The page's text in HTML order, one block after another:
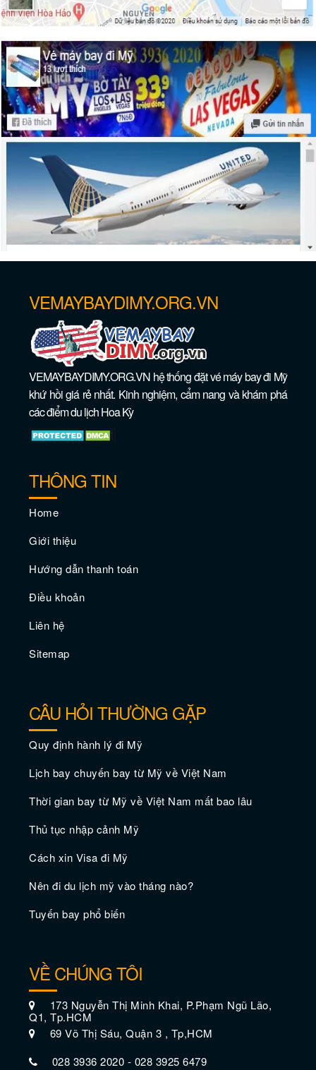
VEMAYBAYDIMY.ORG.VN
VEMAYBAYDIMY.ORG.VN hệ thống đặt vé máy bay đi Mỹ
khứ hồi giá rẻ nhất. Kinh nghiệm, cẩm nang và khám phá
các điểm du lịch Hoa Kỳ
THÔNG TIN
Home
Giới thiệu
Hướng dẫn thanh toán
Điều khoản
Liên hệ
Sitemap
CÂU HỎI THƯỜNG GẶP
Quy định hành lý đi Mỹ
Lịch bay chuyến bay từ Mỹ về Việt Nam
Thời gian bay từ Mỹ về Việt Nam mất bao lâu
Thủ tục nhập cảnh Mỹ
Cách xin Visa đi Mỹ
Nên đi du lịch mỹ vào tháng nào?
Tuyến bay phổ biến
VỀ CHÚNG TÔI
173 Nguyễn Thị Minh Khai, P.Phạm Ngũ Lão,
Q1, Tp.HCM
69 Võ Thị Sáu, Quận 3 , Tp,HCM
028 3936 2020 - 028 3925 6479